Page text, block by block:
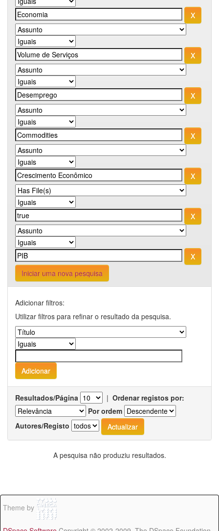
Iniciar uma nova pesquisa
Adicionar filtros:
Utilizar filtros para refinar o resultado da pesquisa.
Resultados/Página | Ordenar registos por:
Por ordem
Autores/Registo
A pesquisa não produziu resultados.
Theme by